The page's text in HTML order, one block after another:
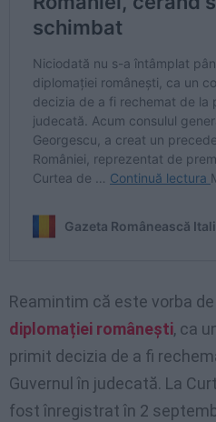
Reamintim că este vorba de
diplomației românești, ca
primit decizia de a fi
Guvernul în judecată. La
fost înregistrat în 2